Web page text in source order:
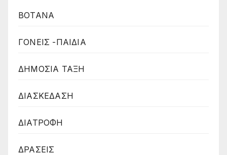
ΒΟΤΑΝΑ
ΓΟΝΕΙΣ -ΠΑΙΔΙΑ
ΔΗΜΟΣΙΑ ΤΑΞΗ
ΔΙΑΣΚΕΔΑΣΗ
ΔΙΑΤΡΟΦΗ
ΔΡΑΣΕΙΣ